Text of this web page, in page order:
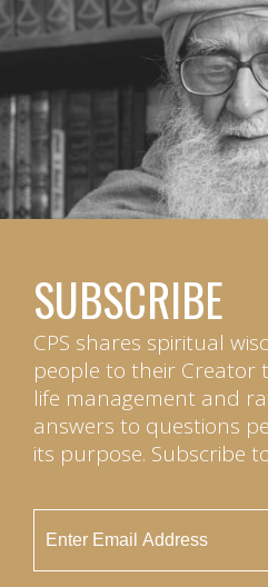
SUBSCRIBE
CPS shares spiritual
people to their Creator
life management and
answers to questions
its purpose. Subscribe